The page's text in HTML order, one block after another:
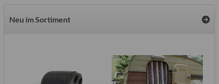
Neu im Sortiment